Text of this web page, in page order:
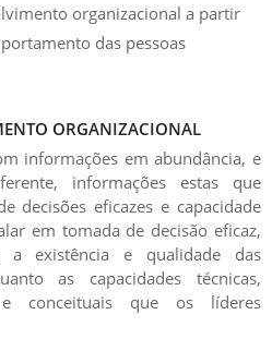
organizacional a partir
das pessoas
ORGANIZACIONAL
informações em abundância, e
informações estas que
decisões eficazes e capacidade
em tomada de decisão eficaz,
a existência e qualidade das
as capacidades técnicas,
e conceituais que os líderes